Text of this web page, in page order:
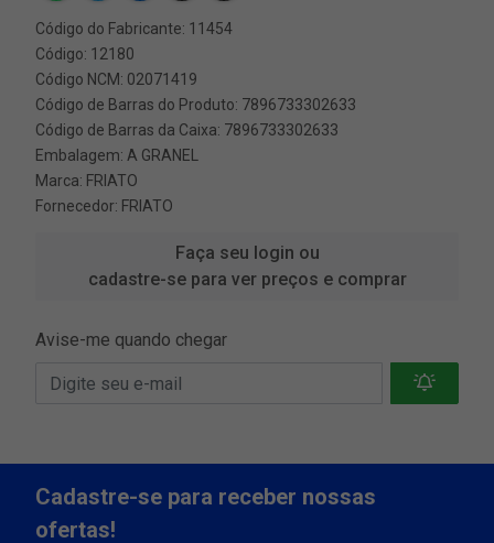
Código do Fabricante: 11454
Código: 12180
Código NCM: 02071419
Código de Barras do Produto: 7896733302633
Código de Barras da Caixa: 7896733302633
Embalagem: A GRANEL
Marca: FRIATO
Fornecedor: FRIATO
Faça seu login ou
cadastre-se para ver preços e comprar
Avise-me quando chegar
Cadastre-se para receber nossas
ofertas!